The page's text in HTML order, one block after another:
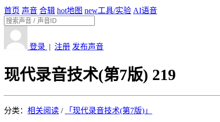
首页 声音 合辑 hot地图 new工具/实验 AI语音
登录 | 注册 发布声音
现代录音技术(第7版) 219
分类： 相关阅读 / 「现代录音技术(第7版)」